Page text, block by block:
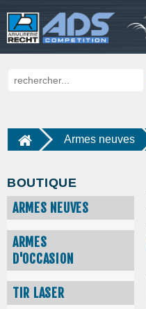
Armes neuves
BOUTIQUE
ARMES NEUVES
ARMES
D'OCCASION
TIR LASER